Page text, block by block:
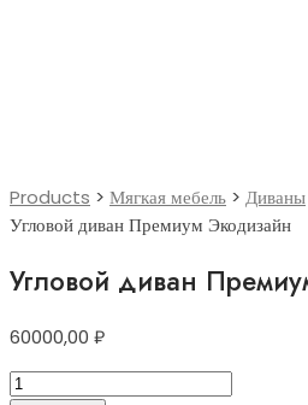
Products > Мягкая мебель > Диваны
Угловой диван Премиум Экодизайн
Угловой диван
60000,00 ₽
Угловой